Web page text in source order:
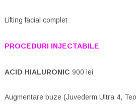
Lifting facial complet
PROCEDURI INJECTABILE
ACID HIALURONIC 900 lei
Augmentare buze (Juvederm Ultra 4,